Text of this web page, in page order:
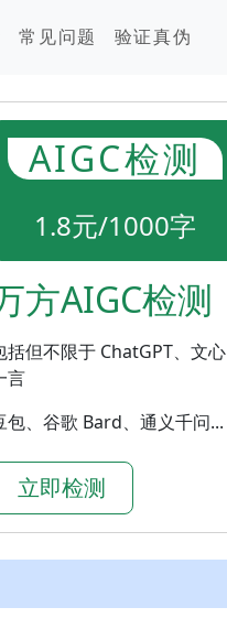
常见问题 验证真伪
AIGC检测
1.8元/1000字
方AIGC检测
括但不限于 ChatGPT、文心
言
包、谷歌 Bard、通义千问...
立即检测